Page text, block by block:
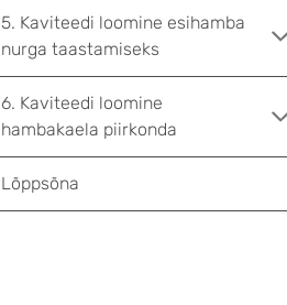
5. Kaviteedi loomine esihamba
nurga taastamiseks
6. Kaviteedi loomine
hambakaela piirkonda
Lõppsõna